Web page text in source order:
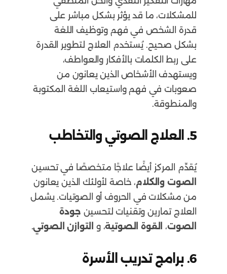
للمشكلات، ما قد يؤثر بشكل مباشر على
قدرة الشخص في فهم وتوظيف اللغة
بشكل صحيح. يُستخدم العلاج لتطوير القدرة
على ربط الكلمات بالأفكار والعواطف،
ويستهدف الأشخاص الذين يعانون من
صعوبات في فهم واستيعاب اللغة المكتوبة
والمنطوقة.
5. العلاج الصوتي والتخاطب
يُقدِّم المركز أيضًا علاجًا متخصصًا في تحسين
الصوت والكلام، خاصة لأولئك الذين يعانون
من مشكلات في الحروف أو الصوتيات. يشمل
العلاج تمارين وتقنيات لتحسين جودة
الصوت، القوة الصوتية، و التوازن الصوتي.
6. برامج تدريب الأسرة